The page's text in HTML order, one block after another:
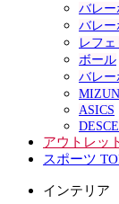
バレ
バレー
レフ
ボール
バレー
ASICS
アウトレッ
スポーツ
インテリア